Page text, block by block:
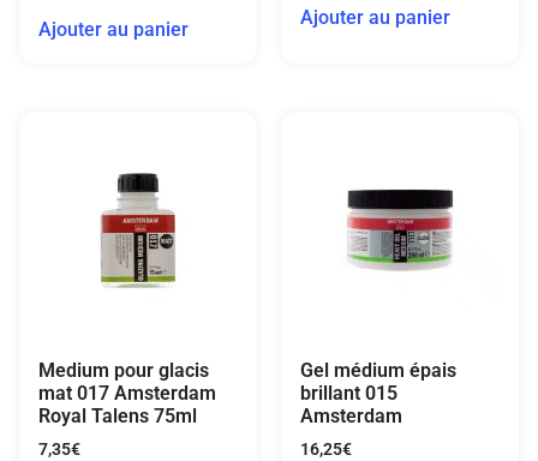
Ajouter au panier
Ajouter au panier
Medium pour glacis
mat 017 Amsterdam
Royal Talens 75ml
7,35€
Gel médium épais
brillant 015
Amsterdam
16,25€